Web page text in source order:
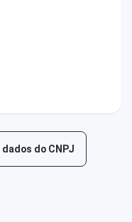
do CNPJ